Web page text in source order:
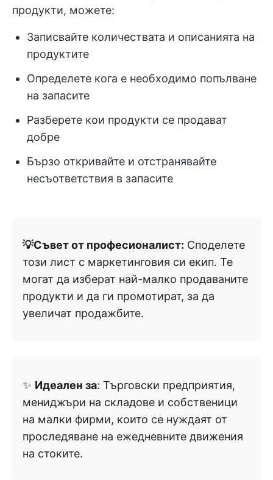
продукти, можете:
Записвайте количествата и описанията на
продуктите
Определете кога е необходимо попълване
на запасите
Разберете кои продукти се продават
добре
Бързо откривайте и отстранявайте
несъответствия в запасите
💡Съвет от професионалист: Споделете
този лист с маркетинговия си екип. Те
могат да изберат най-малко продаваните
продукти и да ги промотират, за да
увеличат продажбите.
✨ Идеален за: Търговски предприятия,
мениджъри на складове и собственици
на малки фирми, които се нуждаят от
проследяване на ежедневните движения
на стоките.